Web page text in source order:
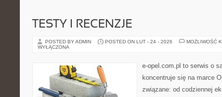
TESTY I RECENZJE
POSTED BY ADMIN POSTED ON LUT - 24 - 2026
MOŻLIWOŚĆ
WYŁĄCZONA
e-opel.com.pl to serwis o
koncentruje się na marce
związane: od codziennej